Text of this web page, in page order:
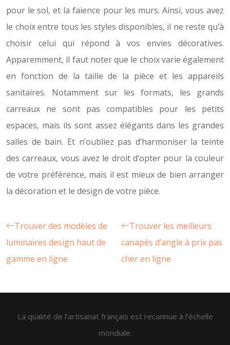
pour le sol, et la faïence pour les murs. Ainsi, vous avez
le choix entre tous les styles disponibles, il ne reste qu’à
choisir celui qui répond à vos envies décoratives.
Apparemment, il faut noter que le choix varie également
en fonction de la taille de la pièce et les appareils
sanitaires. Notamment sur les formats, les grands
carreaux ne sont pas compatibles pour les petits
espaces, mais ils sont assez élégants dans les grandes
salles de bain. Et n’oubliez pas d’harmoniser la teinte
des carreaux, vous avez le droit d’opter pour la couleur
de votre préférence, mais il est mieux de bien arranger
la décoration et le design de votre pièce.
Trouver des modèles de
luminaires design haut de
gamme en ligne
Trouver les meilleurs
canapés d’angle à prix pas
cher en ligne
La qualité de l’artisanat français est reconnue à l’échelle
mondiale.